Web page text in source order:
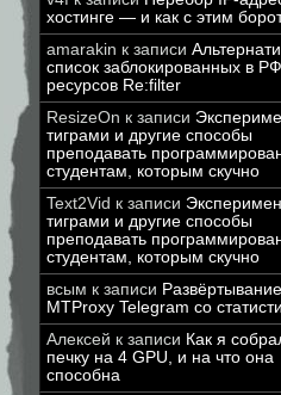
хостинге — и как с этим
amarakin к записи
список заблокированных в РФ
ресурсов Re:filter
ResizeOn к записи
тиграми и другие способы
преподавать
студентам, которым скучно
Text2Vid к записи
тиграми и другие способы
преподавать
студентам, которым скучно
всым к записи
MTProxy Telegram со
Алексей к записи Как я
печку на 4 GPU, и на что она
способна